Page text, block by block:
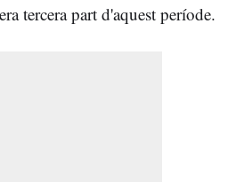
tercera part d'aquest període.